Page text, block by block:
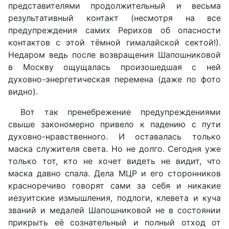
представителями продолжительный и весьма
результативный контакт (несмотря на все
предупреждения самих Рерихов об опасности
контактов с этой тёмной гималайской сектой!).
Недаром ведь после возвращения Шапошниковой
в Москву ощущалась произошедшая с ней
духовно-энергетическая перемена (даже по фото
видно).
Вот так пренебрежение предупреждениями
свыше закономерно привело к падению с пути
духовно-нравственного. И оставалась только
маска служителя света. Но не долго. Сегодня уже
только тот, кто не хочет видеть не видит, что
маска давно спала. Дела МЦР и его сторонников
красноречиво говорят сами за себя и никакие
иезуитские измышления, подлоги, клевета и куча
званий и медалей Шапошниковой не в состоянии
прикрыть её сознательный и полный отход от